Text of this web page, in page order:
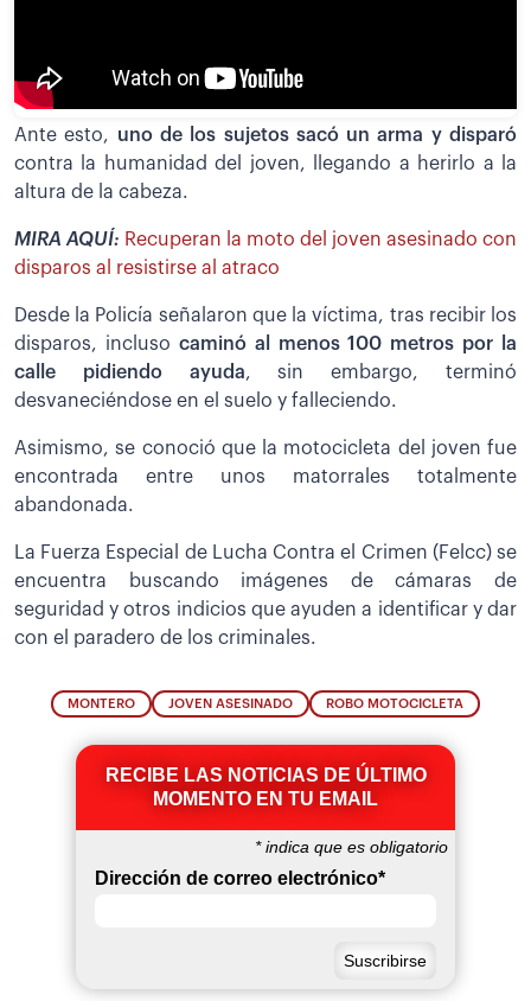
Ante esto, uno de los sujetos sacó un arma y disparó
contra la humanidad del joven, llegando a herirlo a la
altura de la cabeza.
MIRA AQUÍ: Recuperan la moto del joven asesinado con
disparos al resistirse al atraco
Desde la Policía señalaron que la víctima, tras recibir los
disparos, incluso caminó al menos 100 metros por la
calle pidiendo ayuda, sin embargo, terminó
desvaneciéndose en el suelo y falleciendo.
Asimismo, se conoció que la motocicleta del joven fue
encontrada entre unos matorrales totalmente
abandonada.
La Fuerza Especial de Lucha Contra el Crimen (Felcc) se
encuentra buscando imágenes de cámaras de
seguridad y otros indicios que ayuden a identificar y dar
con el paradero de los criminales.
MONTERO JOVEN ASESINADO ROBO MOTOCICLETA
RECIBE LAS NOTICIAS DE ÚLTIMO
MOMENTO EN TU EMAIL
*indica que es obligatorio
Dirección de correo electrónico*